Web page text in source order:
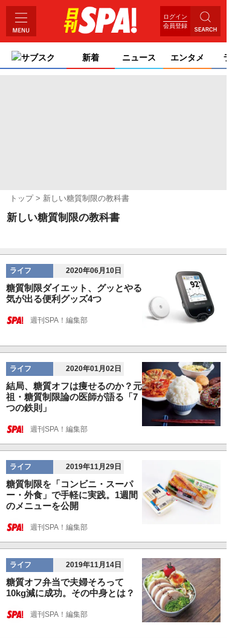
ログイン
会員登録
サブスク 新着 ニュース エンタメ
トップ 新しい糖質制限の教科書
新しい糖質制限の教科書
ライフ 2020年06月10日
糖質制限ダイエット、グッとやる
気が出る便利グッズ4つ
週刊SPA！編集部
ライフ 2020年01月02日
結局、糖質オフは痩せるのか？元
祖・糖質制限論の医師が語る「7
つの鉄則」
週刊SPA！編集部
ライフ 2019年11月29日
糖質制限を「コンビニ・スーパ
ー・外食」で手軽に実践。1週間
のメニューを公開
週刊SPA！編集部
ライフ 2019年11月14日
糖質オフ弁当で夫婦そろって
10kg減に成功。その中身とは？
週刊SPA！編集部